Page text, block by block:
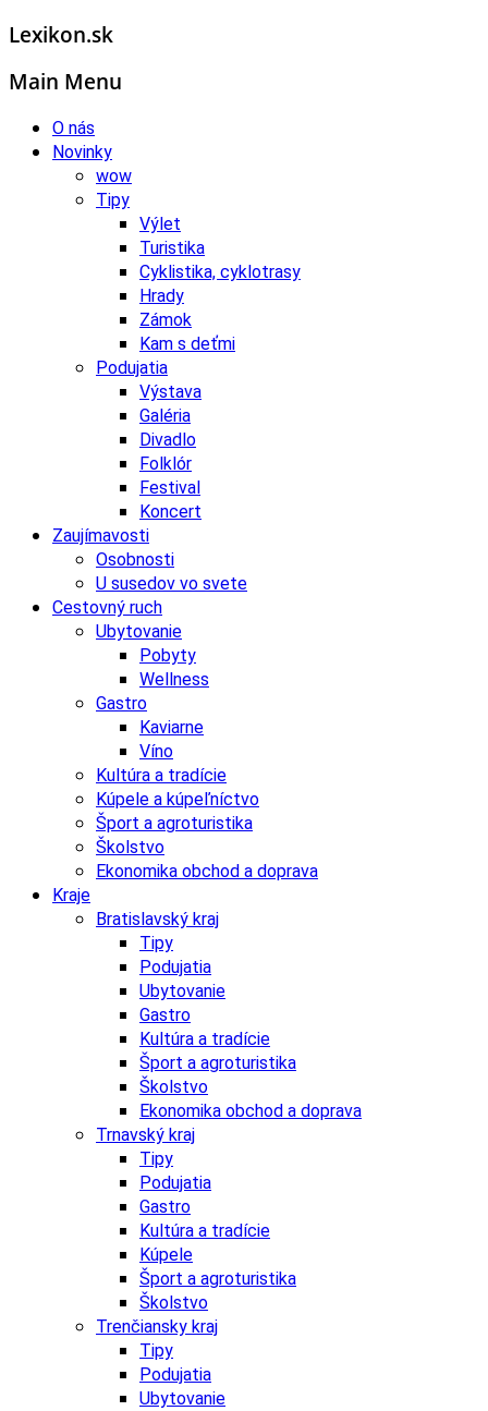
Lexikon.sk
Main Menu
O nás
Novinky
wow
Tipy
Výlet
Turistika
Cyklistika, cyklotrasy
Hrady
Zámok
Kam s deťmi
Podujatia
Výstava
Galéria
Divadlo
Folklór
Festival
Koncert
Zaujímavosti
Osobnosti
U susedov vo svete
Cestovný ruch
Ubytovanie
Pobyty
Wellness
Gastro
Kaviarne
Víno
Kultúra a tradície
Kúpele a kúpeľníctvo
Šport a agroturistika
Školstvo
Ekonomika obchod a doprava
Kraje
Bratislavský kraj
Tipy
Podujatia
Ubytovanie
Gastro
Kultúra a tradície
Šport a agroturistika
Školstvo
Ekonomika obchod a doprava
Trnavský kraj
Tipy
Podujatia
Gastro
Kultúra a tradície
Kúpele
Šport a agroturistika
Školstvo
Trenčiansky kraj
Tipy
Podujatia
Ubytovanie